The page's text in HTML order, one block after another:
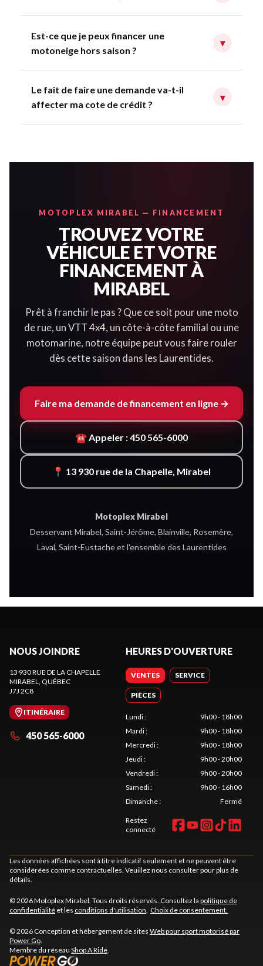
Est-ce que je peux financer une
motoneige hors saison ?
▾
Le fait de faire une demande va-t-il
affecter ma cote de crédit ?
▾
MOTOPLEX MIRABEL — FINANCEMENT
TROUVEZ VOTRE
VÉHICULE ET VOTRE
FINANCEMENT À
MIRABEL
Prêt à franchir le pas ? Que ce soit pour une moto
de rue, un VTT 4x4, un côte-à-côte familial ou une
motomarine, notre équipe peut vous faire rouler
dès cette saison dans les Laurentides.
Faire ma demande de financement en ligne →
☎ Appeler : 450 565-6000
📍 13 930 rue de la Chapelle, Mirabel
Motoplex Mirabel
Desservant Mirabel, Saint-Jérôme, Blainville, Rosemère,
Laval, Saint-Eustache et l'ensemble des Laurentides
NOUS JOINDRE
13 930 RUE DE LA CHAPELLE
MIRABEL, QUÉBEC
J7J 2C8
ITINÉRAIRE
450 565-6000
HEURES D'OUVERTURE
VENTES SERVICE
PIÈCES
Lundi:
9h00 - 18h00
Mardi:
9h00 - 18h00
Mercredi:
9h00 - 18h00
Jeudi:
9h00 - 20h00
Vendredi:
9h00 - 20h00
Samedi:
9h00 - 16h00
Dimanche: Fermé
Restez
connecté
Les données affichées sont à titre indicatif seulement et ne peuvent être
considérées comme contractuelles. Veuillez nous consulter pour plus de
détails.
© 2026 Motoplex Mirabel. Tous droits réservés. Consultez la politique de
confidentialité et les conditions d'utilisation. Choix de consentement.
© 2026 Conception et hébergement de sites Web pour sport motorisé par
Power Go.
Membre du réseau Shop A Ride.